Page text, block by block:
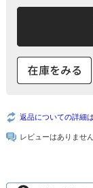
返品についての詳細
レビューはありません